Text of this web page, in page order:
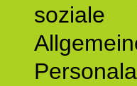
soziale